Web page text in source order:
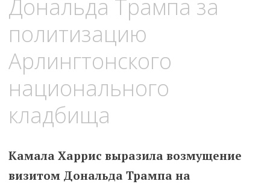
Дональда Трампа за
политизацию
Арлингтонского
национального
кладбища
Камала Харрис выразила возмущение
визитом Дональда Трампа на